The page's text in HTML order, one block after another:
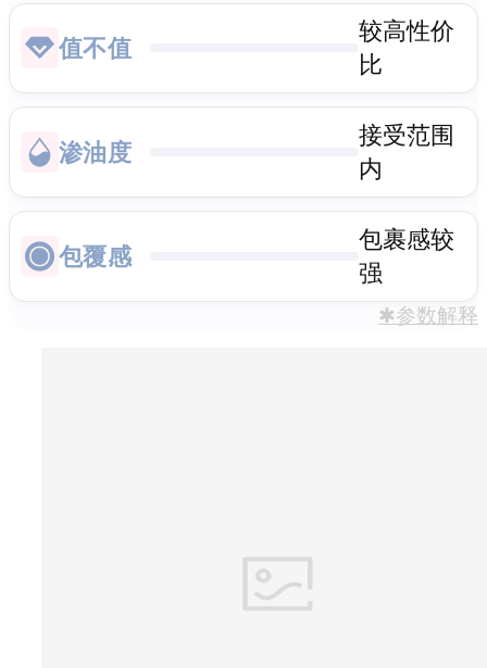
值不值
较高性价
比
渗油度
接受范围
内
包覆感
包裹感较
强
✱参数解释